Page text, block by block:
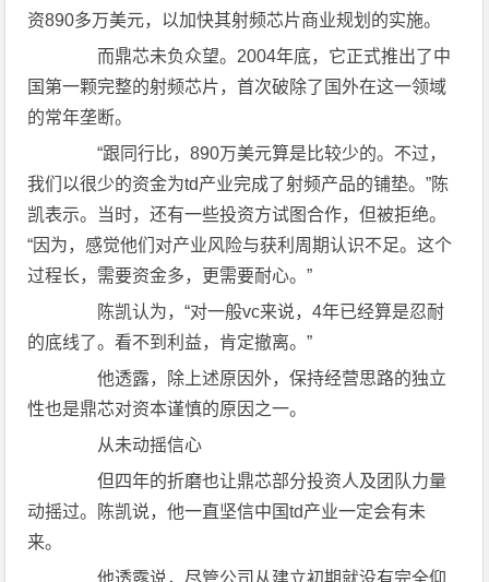
资890多万美元，以加快其射频芯片商业规划的实施。
而鼎芯未负众望。2004年底，它正式推出了中
国第一颗完整的射频芯片，首次破除了国外在这一领域
的常年垄断。
“跟同行比，890万美元算是比较少的。不过，
我们以很少的资金为td产业完成了射频产品的铺垫。”陈
凯表示。当时，还有一些投资方试图合作，但被拒绝。
“因为，感觉他们对产业风险与获利周期认识不足。这个
过程长，需要资金多，更需要耐心。”
陈凯认为，“对一般vc来说，4年已经算是忍耐
的底线了。看不到利益，肯定撤离。”
他透露，除上述原因外，保持经营思路的独立
性也是鼎芯对资本谨慎的原因之一。
从未动摇信心
但四年的折磨也让鼎芯部分投资人及团队力量
动摇过。陈凯说，他一直坚信中国td产业一定会有未
来。
他透露说，尽管公司从建立初期就没有完全仰